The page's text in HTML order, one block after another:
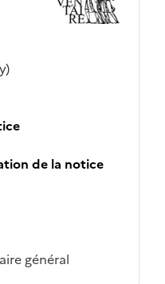
de la notice
général